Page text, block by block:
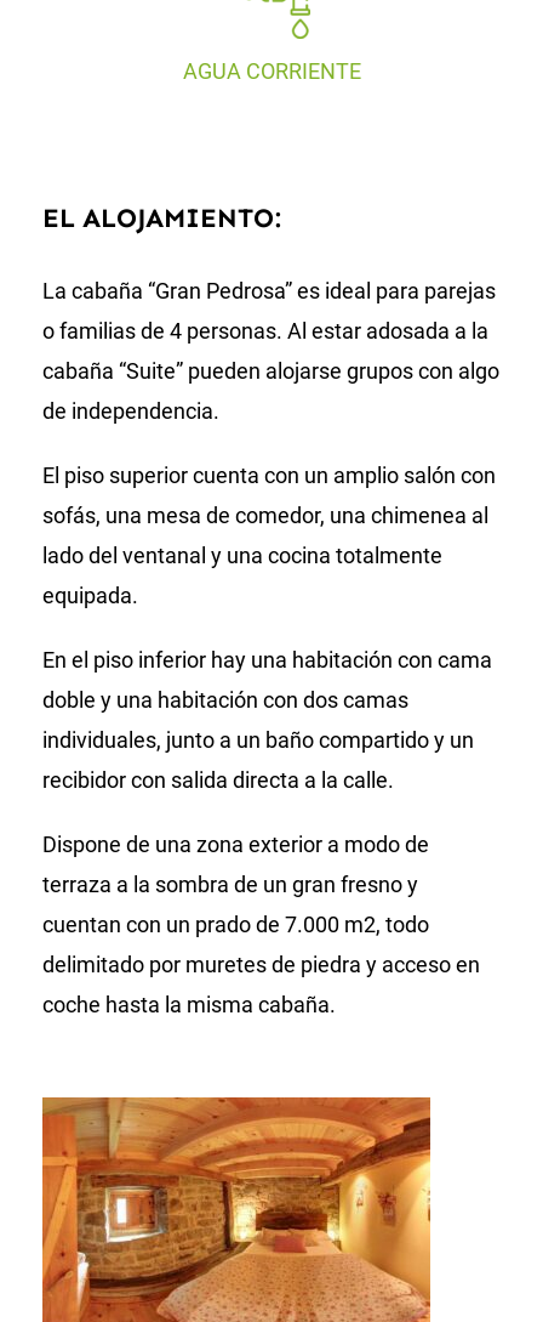
AGUA CORRIENTE
EL ALOJAMIENTO:
La cabaña “Gran Pedrosa” es ideal para parejas
o familias de 4 personas. Al estar adosada a la
cabaña “Suite” pueden alojarse grupos con algo
de independencia.
El piso superior cuenta con un amplio salón con
sofás, una mesa de comedor, una chimenea al
lado del ventanal y una cocina totalmente
equipada.
En el piso inferior hay una habitación con cama
doble y una habitación con dos camas
individuales, junto a un baño compartido y un
recibidor con salida directa a la calle.
Dispone de una zona exterior a modo de
terraza a la sombra de un gran fresno y
cuentan con un prado de 7.000 m2, todo
delimitado por muretes de piedra y acceso en
coche hasta la misma cabaña.